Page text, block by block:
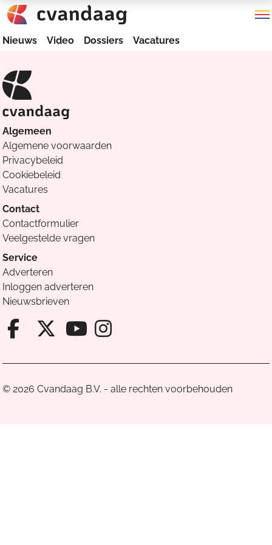
Nieuws Video Dossiers Vacatures
Algemeen
Algemene voorwaarden
Privacybeleid
Cookiebeleid
Vacatures
Contact
Contactformulier
Veelgestelde vragen
Service
Adverteren
Inloggen adverteren
Nieuwsbrieven
Facebook van Cvandaag
X van Cvandaag
Instagram van
© 2026 Cvandaag B.V. - alle rechten voorbehouden